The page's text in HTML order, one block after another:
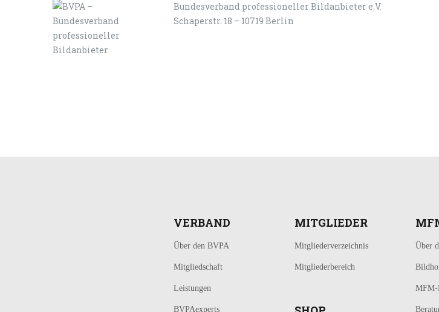
Bundesverband professioneller Bildanbieter e.V.
Schaperstr. 18 – 10719 Berlin
VERBAND
Über den BVPA
Mitgliedschaft
Leistungen
BVPAexperts
MITGLIEDER
Mitgliederverzeichnis
Mitgliederbereich
Über
MFM-